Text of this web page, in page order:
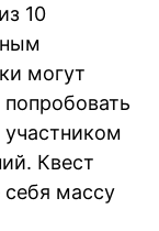
10
могут
участником
Квест
себя массу